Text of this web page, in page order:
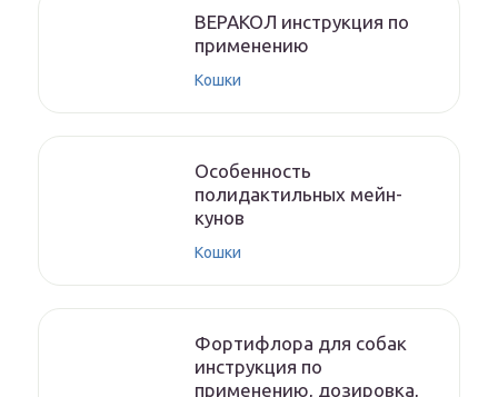
ВЕРАКОЛ инструкция по
применению
Кошки
Особенность
полидактильных мейн-
кунов
Кошки
Фортифлора для собак
инструкция по
применению, дозировка,